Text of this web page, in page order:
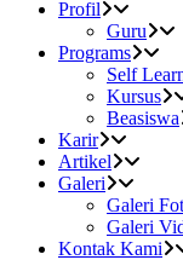
Profil
Guru
Programs
Self
Kursus
Beasiswa
Karir
Artikel
Galeri
Galeri
Galeri
Kontak Kami